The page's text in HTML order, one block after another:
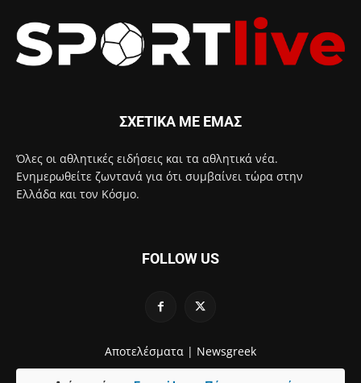
ΣΧΕΤΙΚΑ ΜΕ ΕΜΑΣ
Όλες οι αθλητικές ειδήσεις και τα αθλητικά νέα.
Ενημερωθείτε ζωντανά για ότι συμβαίνει τώρα στην
Ελλάδα και τον Κόσμο.
FOLLOW US
Αποτελέσματα | Newsgreek